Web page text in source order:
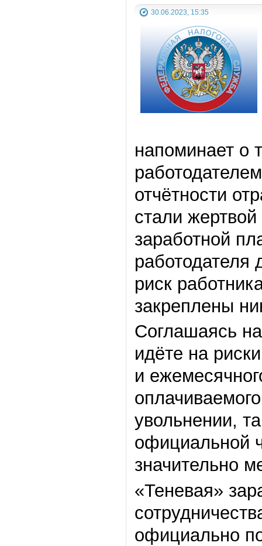
30.06.2023, 15:35
напоминает о
отчётности
стали
заработной
работодателя
риск
закреплены
Соглашаясь
идёте на
и
увольнении,
официальной
значительно
«Теневая»
официально